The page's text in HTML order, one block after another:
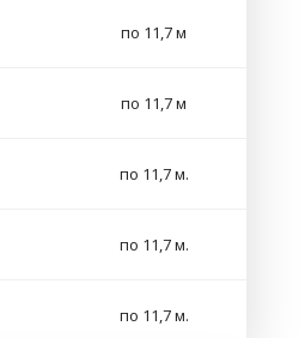
по 11,7 м
по 11,7 м
по 11,7 м.
по 11,7 м.
по 11,7 м.